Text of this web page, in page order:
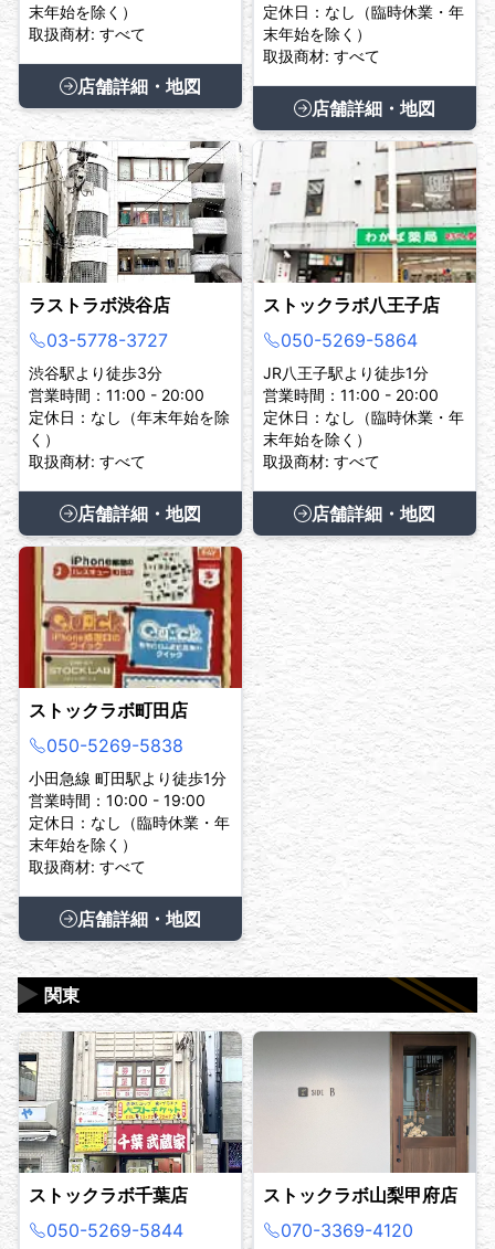
末年始を除く）
取扱商材: すべて
店舗詳細・地図
定休日：なし（臨時休業・年
末年始を除く）
取扱商材: すべて
店舗詳細・地図
ラストラボ渋谷店
03-5778-3727
渋谷駅より徒歩3分
営業時間：11:00 - 20:00
定休日：なし（年末年始を除
く）
取扱商材: すべて
店舗詳細・地図
ストックラボ八王子店
050-5269-5864
JR八王子駅より徒歩1分
営業時間：11:00 - 20:00
定休日：なし（臨時休業・年
末年始を除く）
取扱商材: すべて
店舗詳細・地図
ストックラボ町田店
050-5269-5838
小田急線 町田駅より徒歩1分
営業時間：10:00 - 19:00
定休日：なし（臨時休業・年
末年始を除く）
取扱商材: すべて
店舗詳細・地図
関東
▶
ストックラボ千葉店
050-5269-5844
ストックラボ山梨甲府店
070-3369-4120